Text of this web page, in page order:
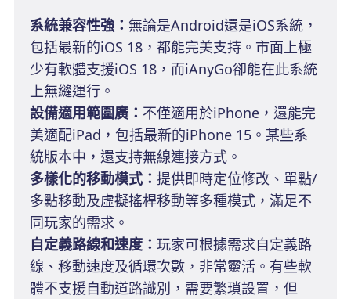
系統兼容性強： 無論是Android還是iOS系統，
包括最新的iOS 18，都能完美支持。市面上極
少有軟體支援iOS 18，而iAnyGo卻能在此系統
上無縫運行。
設備適用範圍廣： 不僅適用於iPhone，還能完
美適配iPad，包括最新的iPhone 15。某些系
統版本中，還支持無線連接方式。
多樣化的移動模式： 提供即時定位修改、單點/
多點移動及虛擬搖桿移動等多種模式，滿足不
同玩家的需求。
自定義路線和速度： 玩家可根據需求自定義路
線、移動速度及循環次數，非常靈活。有些軟
體不支援自動道路識別，需要繁瑣設置，但